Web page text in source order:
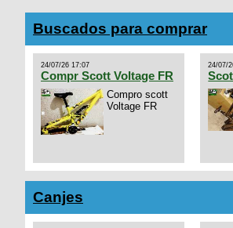
Buscados para comprar
24/07/26 17:07
Compr Scott Voltage FR
Compro scott
Voltage FR
24/07/
Canjes